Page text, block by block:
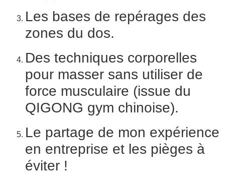
Les bases de repérages des
zones du dos.
Des techniques corporelles
pour masser sans utiliser de
force musculaire (issue du
QIGONG gym chinoise).
Le partage de mon expérience
en entreprise et les pièges à
éviter !